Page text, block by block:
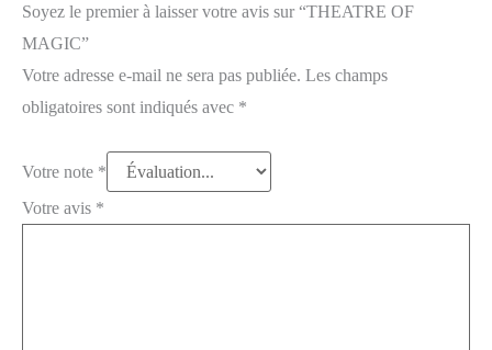
Soyez le premier à laisser votre avis sur “THEATRE OF
MAGIC”
Votre adresse e-mail ne sera pas publiée. Les champs
obligatoires sont indiqués avec *
Votre note *
Votre avis *